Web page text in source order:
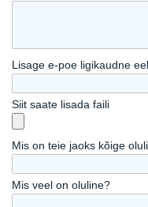
Lisage e-poe ligikaudne
Siit saate lisada faili
Mis on teie jaoks kõige
Mis veel on oluline?